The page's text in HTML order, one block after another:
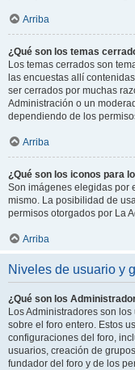
Arriba
¿Qué son los temas
Los temas cerrados son
las encuestas allí
ser cerrados por muchas
Administración o un
dependiendo de los
Arriba
¿Qué son los iconos para
Son imágenes elegidas por
mismo. La posibilidad de
permisos otorgados por La
Arriba
Niveles de usuario y
¿Qué son los
Los Administradores son
sobre el foro entero. Estos
configuraciones del foro,
usuarios, creación de
fundador del foro y de los